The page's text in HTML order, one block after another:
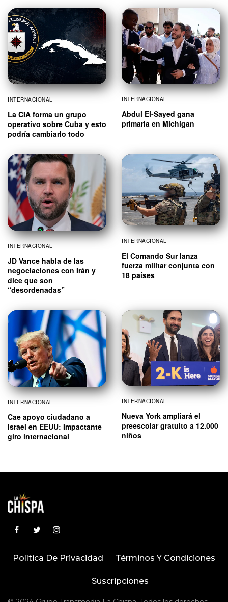
INTERNACIONAL
La CIA forma un grupo
operativo sobre Cuba y esto
podría cambiarlo todo
INTERNACIONAL
Abdul El-Sayed gana
primaria en Michigan
INTERNACIONAL
JD Vance habla de las
negociaciones con Irán y
dice que son
“desordenadas”
INTERNACIONAL
El Comando Sur lanza
fuerza militar conjunta con
18 países
INTERNACIONAL
Cae apoyo ciudadano a
Israel en EEUU: Impactante
giro internacional
INTERNACIONAL
Nueva York ampliará el
preescolar gratuito a 12.000
niños
Política De Privacidad Términos Y Condiciones
Suscripciones